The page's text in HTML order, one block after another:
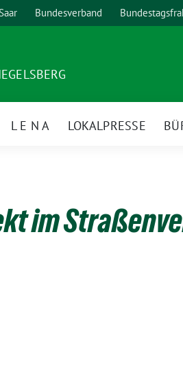
Bundesverband
L E N A LOKALPRESSE
im